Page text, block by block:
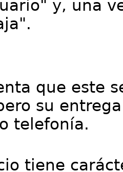
y, una
que este
su
telefonía.
tiene